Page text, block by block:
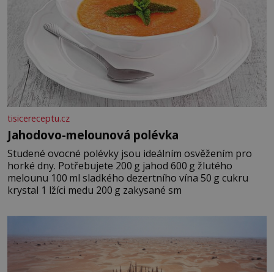
tisicereceptu.cz
Jahodovo-melounová polévka
Studené ovocné polévky jsou ideálním osvěžením pro
horké dny. Potřebujete 200 g jahod 600 g žlutého
melounu 100 ml sladkého dezertního vína 50 g cukru
krystal 1 lžíci medu 200 g zakysané sm